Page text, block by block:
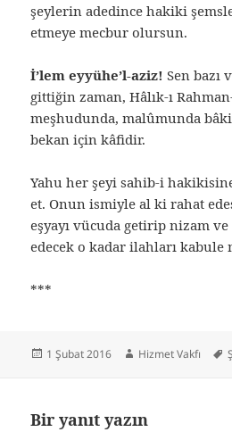
şeylerin adedince hakiki
etmeye mecbur olursun.
İ’lem eyyühe’l-aziz! Sen bazı
gittiğin zaman, Hâlık-ı
meşhudunda, malûmunda
bekan için kâfidir.
Yahu her şeyi sahib-i
et. Onun ismiyle al ki rahat
eşyayı vücuda getirip nizam
edecek o kadar ilahları kabule
***
Yayın
1 Şubat 2016 Yazar
Hizmet Vakfı
Bir yanıt yazın